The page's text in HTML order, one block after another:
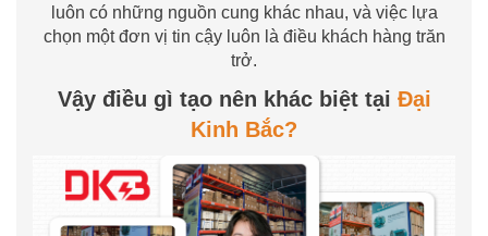
luôn có những nguồn cung khác nhau, và việc lựa
chọn một đơn vị tin cậy luôn là điều khách hàng trăn
trở.
Vậy điều gì tạo nên khác biệt tại Đại
Kinh Bắc?